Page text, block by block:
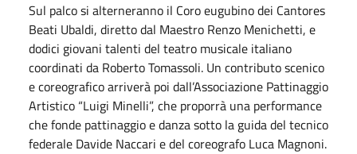
Sul palco si alterneranno il Coro eugubino dei Cantores
Beati Ubaldi, diretto dal Maestro Renzo Menichetti, e
dodici giovani talenti del teatro musicale italiano
coordinati da Roberto Tomassoli. Un contributo scenico
e coreografico arriverà poi dall’Associazione Pattinaggio
Artistico “Luigi Minelli”, che proporrà una performance
che fonde pattinaggio e danza sotto la guida del tecnico
federale Davide Naccari e del coreografo Luca Magnoni.